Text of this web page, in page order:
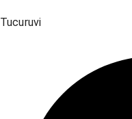
Tucuruvi